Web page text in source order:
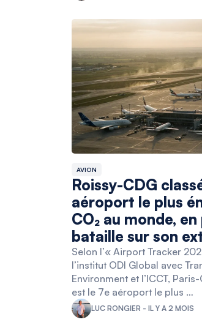
AVION
Roissy-CDG
aéroport le plus
CO₂ au monde,
bataille sur son
Selon l’« Airport Tracker
l’institut ODI Global avec
Environment et l’ICCT,
est le 7e aéroport le plus …
LUC RONGIER - IL Y A 2 MOIS